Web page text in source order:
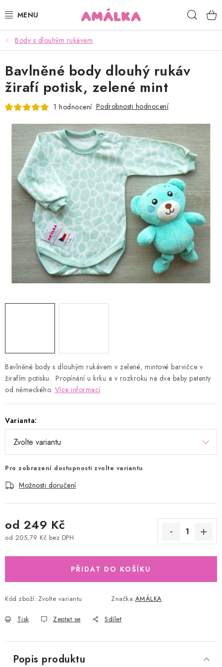
na
KOJENECKÉ, DĚTSKÉ OBLEČENÍ
ČEPICE, RUKAVICE, NÁKRČNÍKY
OSUŠKY, BRYNDÁKY, DEKY, DOPLŇKY
POUKAZY
KONTAKTY
HODNOCENÍ OBCHODU
Kontakty Proč AMÁLKA?
Doprava a platba
Tabulka velikostí
Postup pro vrácení a výměnu
Velkoobchod
Obchodní podmínky
Podmínky ochrany osobních údajů
Body s dlouhým rukávem
Bavlněné body s dlouhým rukávem v zelené, mintové barvičce v
žirafím potisku. Propínání u krku a v rozkroku na dva baby patenty
od německého. Více informací
Varianta:
Pro zobrazení dostupnosti zvolte variantu
Možnosti doručení
od 249 Kč
od 205,79 Kč bez DPH
PŘIDAT DO KOŠÍKU
Kód zboží: Zvolte variantu Značka:AMÁLKA
Tisk Zeptat se Sdílet
Bavlněné body dlouhý rukáv
žirafí potisk, zelené mint
1 hodnocení Podrobnosti hodnocení
Popis produktu